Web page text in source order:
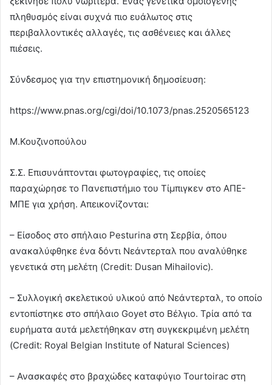
πληθυσμός είναι συχνά πιο ευάλωτος στις
περιβαλλοντικές αλλαγές, τις ασθένειες και άλλες
πιέσεις.
Σύνδεσμος για την επιστημονική δημοσίευση:
https://www.pnas.org/cgi/doi/10.1073/pnas.2520565123
Μ.Κουζινοπούλου
Σ.Σ. Επισυνάπτονται φωτογραφίες, τις οποίες
παραχώρησε το Πανεπιστήμιο του Τίμπιγκεν στο ΑΠΕ-
ΜΠΕ για χρήση. Απεικονίζονται:
– Είσοδος στο σπήλαιο Pesturina στη Σερβία, όπου
ανακαλύφθηκε ένα δόντι Νεάντερταλ που αναλύθηκε
γενετικά στη μελέτη (Credit: Dusan Mihailovic).
– Συλλογική σκελετικού υλικού από Νεάντερταλ, το οποίο
εντοπίστηκε στο σπήλαιο Goyet στο Βέλγιο. Τρία από τα
ευρήματα αυτά μελετήθηκαν στη συγκεκριμένη μελέτη
(Credit: Royal Belgian Institute of Natural Sciences)
– Ανασκαφές στο βραχώδες καταφύγιο Tourtoirac στη